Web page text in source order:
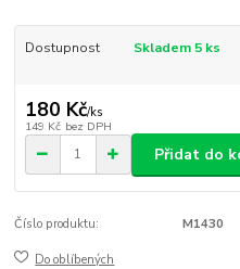
Dostupnost Skladem 5 ks
180 Kč/ks
149 Kč bez DPH
Přidat do
Číslo produktu: M1430
Do oblíbených